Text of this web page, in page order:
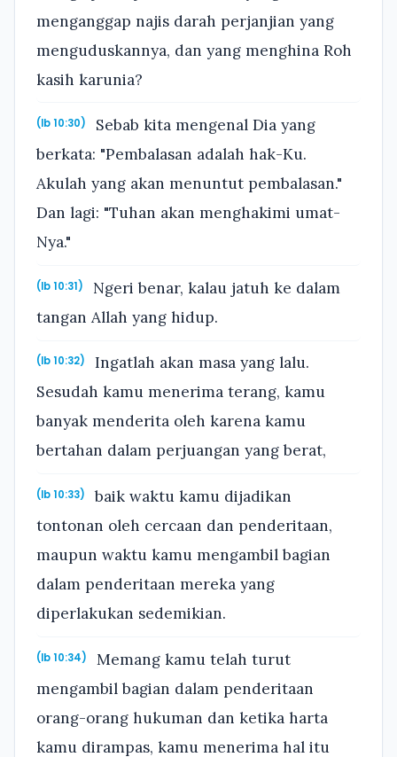
menganggap najis darah perjanjian yang
menguduskannya, dan yang menghina Roh
kasih karunia?
(Ib 10:30)
Sebab kita mengenal Dia yang
berkata: "Pembalasan adalah hak-Ku.
Akulah yang akan menuntut pembalasan."
Dan lagi: "Tuhan akan menghakimi umat-
Nya."
(Ib 10:31)
Ngeri benar, kalau jatuh ke dalam
tangan Allah yang hidup.
(Ib 10:32)
Ingatlah akan masa yang lalu.
Sesudah kamu menerima terang, kamu
banyak menderita oleh karena kamu
bertahan dalam perjuangan yang berat,
(Ib 10:33)
baik waktu kamu dijadikan
tontonan oleh cercaan dan penderitaan,
maupun waktu kamu mengambil bagian
dalam penderitaan mereka yang
diperlakukan sedemikian.
(Ib 10:34)
Memang kamu telah turut
mengambil bagian dalam penderitaan
orang-orang hukuman dan ketika harta
kamu dirampas, kamu menerima hal itu